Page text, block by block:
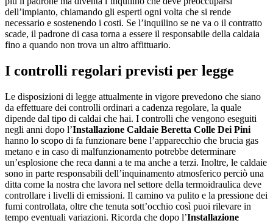
dell’impianto, chiamando gli esperti ogni volta che si rende
necessario e sostenendo i costi. Se l’inquilino se ne va o il contratto
scade, il padrone di casa torna a essere il responsabile della caldaia
fino a quando non trova un altro affittuario.
I controlli regolari previsti per legge
Le disposizioni di legge attualmente in vigore prevedono che siano
da effettuare dei controlli ordinari a cadenza regolare, la quale
dipende dal tipo di caldai che hai. I controlli che vengono eseguiti
negli anni dopo l’Installazione Caldaie Beretta Colle Dei Pini
hanno lo scopo di fa funzionare bene l’apparecchio che brucia gas
metano e in caso di malfunzionamento potrebbe determinare
un’esplosione che reca danni a te ma anche a terzi. Inoltre, le caldaie
sono in parte responsabili dell’inquinamento atmosferico perciò una
ditta come la nostra che lavora nel settore della termoidraulica deve
controllare i livelli di emissioni. Il camino va pulito e la pressione dei
fumi controllata, oltre che tenuta sott’occhio così puoi rilevare in
tempo eventuali variazioni. Ricorda che dopo l’Installazione